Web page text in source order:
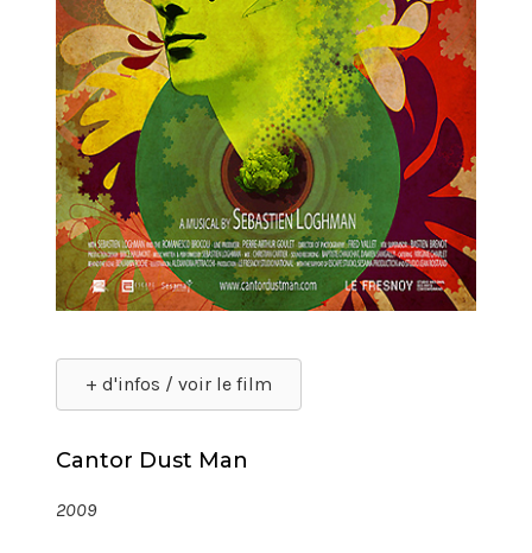
+ d'infos / voir le film
Cantor Dust Man
2009